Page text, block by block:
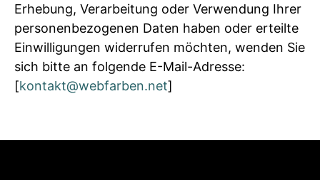
Erhebung, Verarbeitung oder Verwendung Ihrer
personenbezogenen Daten haben oder erteilte
Einwilligungen widerrufen möchten, wenden Sie
sich bitte an folgende E-Mail-Adresse:
[kontakt@webfarben.net]